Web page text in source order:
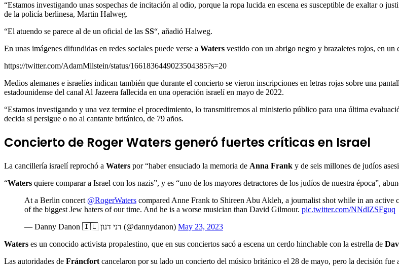
“Estamos investigando unas sospechas de incitación al odio, porque la ropa lucida en escena es susceptible de exaltar o
de la policía berlinesa, Martin Halweg.
“El atuendo se parece al de un oficial de las SS“, añadió Halweg.
En unas imágenes difundidas en redes sociales puede verse a Waters vestido con un abrigo negro y brazaletes rojos, en
https://twitter.com/AdamMilstein/status/1661836449023504385?s=20
Medios alemanes e israelíes indican también que durante el concierto se vieron inscripciones en letras rojas sobre una
estadounidense del canal Al Jazeera fallecida en una operación israelí en mayo de 2022.
“Estamos investigando y una vez termine el procedimiento, lo transmitiremos al ministerio público para una última
decida si persigue o no al cantante británico, de 79 años.
Concierto de Roger Waters generó fuertes críticas en Israel
La cancillería israelí reprochó a Waters por “haber ensuciado la memoria de Anna Frank y de seis millones de judíos
“Waters quiere comparar a Israel con los nazis”, y es “uno de los mayores detractores de los judíos de nuestra época”,
At a Berlin concert @RogerWaters compared Anne Frank to Shireen Abu Akleh, a journalist shot while in an active
of the biggest Jew haters of our time. And he is a worse musician than David Gilmour. pic.twitter.com/NNdlZSFguq
— Danny Danon 🇮🇱 דני דנון (@dannydanon) May 23, 2023
Waters es un conocido activista propalestino, que en sus conciertos sacó a escena un cerdo hinchable con la estrella de
Las autoridades de Fráncfort cancelaron por su lado un concierto del músico británico el 28 de mayo, pero la decisión